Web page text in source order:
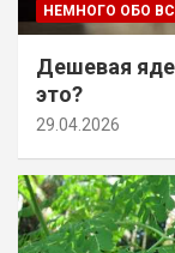
НЕМНОГО ОБО
Дешевая
это?
29.04.2026